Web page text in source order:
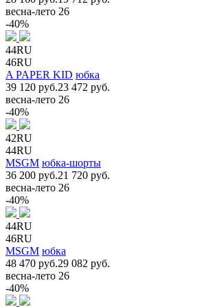
весна-лето 26
-40%
44RU
46RU
A PAPER KID юбка
39 120 руб.23 472 руб.
весна-лето 26
-40%
42RU
44RU
MSGM юбка-шорты
36 200 руб.21 720 руб.
весна-лето 26
-40%
44RU
46RU
MSGM юбка
48 470 руб.29 082 руб.
весна-лето 26
-40%